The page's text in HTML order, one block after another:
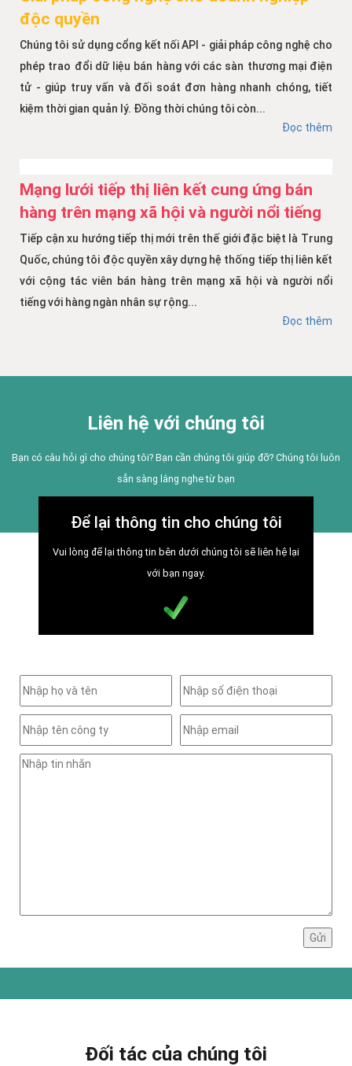
độc quyền
Chúng tôi sử dụng cổng kết nối API - giải pháp công nghệ cho
phép trao đổi dữ liệu bán hàng với các sàn thương mại điện
tử - giúp truy vấn và đối soát đơn hàng nhanh chóng, tiết
kiệm thời gian quản lý. Đồng thời chúng tôi còn...
Đọc thêm
Mạng lưới tiếp thị liên kết cung ứng bán
hàng trên mạng xã hội và người nổi tiếng
Tiếp cận xu hướng tiếp thị mới trên thế giới đặc biệt là Trung
Quốc, chúng tôi độc quyền xây dựng hệ thống tiếp thị liên kết
với cộng tác viên bán hàng trên mạng xã hội và người nổi
tiếng với hàng ngàn nhân sự rộng...
Đọc thêm
Liên hệ với chúng tôi
Bạn có câu hỏi gì cho chúng tôi? Bạn cần chúng tôi giúp đỡ? Chúng tôi luôn
sẵn sàng lắng nghe từ bạn
Để lại thông tin cho chúng tôi
Vui lòng để lại thông tin bên dưới chúng tôi sẽ liên hệ lại
với bạn ngay.
Đối tác của chúng tôi